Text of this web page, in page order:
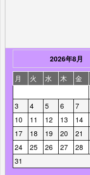
2026年8月
月
火 水 木 金
3
4 5 6 7
10
11 12 13 14
17
18 19 20 21
24
25 26 27 28
31